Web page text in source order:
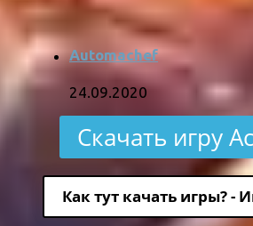
Automachef
24.09.2020
Скачать игру
Как тут качать игры? -